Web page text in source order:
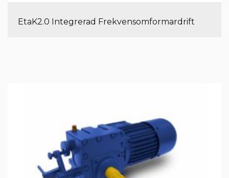
EtaK2.0 Integrerad Frekvensomformardrift